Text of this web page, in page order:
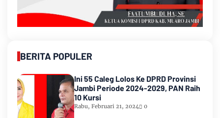
BERITA POPULER
Ini 55 Caleg Lolos Ke DPRD Provinsi
Jambi Periode 2024-2029, PAN Raih
10 Kursi
Rabu, Februari 21, 2024 0